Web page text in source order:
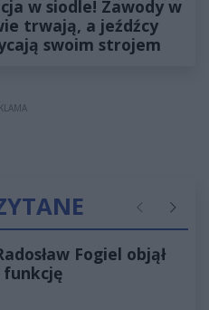
w siodle! Zawody w
trwają, a jeźdźcy
swoim strojem
Poprzednie
Fogiel objął
funkcję